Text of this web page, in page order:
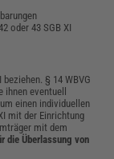
oder 43 SGB XI
§ 14 WBVG
eventuell
einen individuellen
mit der Einrichtung
mit dem
die Überlassung von